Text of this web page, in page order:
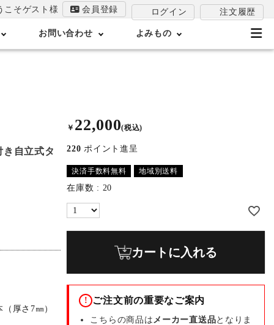
こそゲスト様 会員登録 ログイン 注文履歴
お問い合わせ よみもの
自立式タ
厚さ7㎜）
￥ 22,000(税込)
220 ポイント進呈
決済手数料無料 地域別送料
在庫数 20
カートに入れる
! ご注文前の重要なご案内
こちらの商品はメーカー直送品となりま